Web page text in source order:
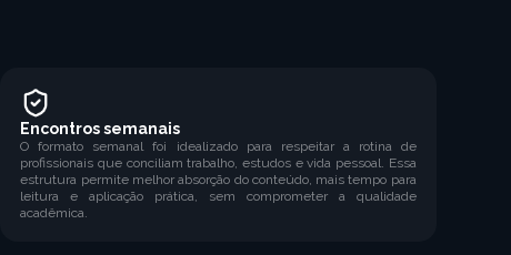
Encontros semanais
O formato semanal foi idealizado para respeitar a rotina de
profissionais que conciliam trabalho, estudos e vida pessoal. Essa
estrutura permite melhor absorção do conteúdo, mais tempo para
leitura e aplicação prática, sem comprometer a qualidade
acadêmica.